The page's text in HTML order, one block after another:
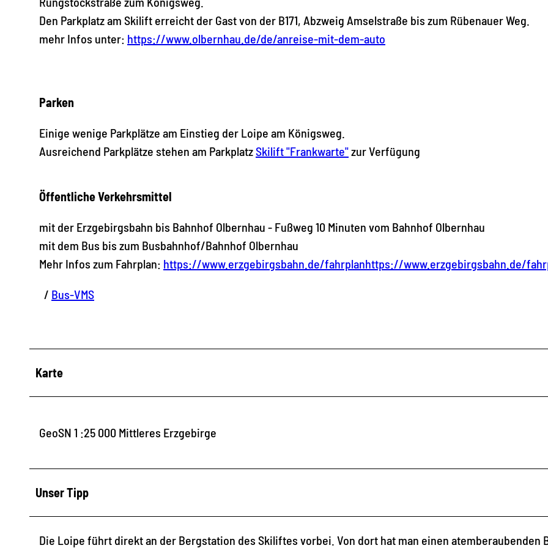
Den Parkplatz am Skilift erreicht der Gast von der B171, Abzweig Amselstraße bis zum Rübenauer Weg.
mehr Infos unter: https://www.olbernhau.de/de/anreise-mit-dem-auto
Parken
Einige wenige Parkplätze am Einstieg der Loipe am Königsweg.
Ausreichend Parkplätze stehen am ParkplatzSkilift "Frankwarte"zur Verfügung
Öffentliche Verkehrsmittel
mit der Erzgebirgsbahn bis Bahnhof Olbernhau - Fußweg 10 Minuten vom Bahnhof Olbernhau
mit dem Bus bis zum Busbahnhof/Bahnhof Olbernhau
Mehr Infos zum Fahrplan: https://www.erzgebirgsbahn.de/fahrplanhttps://www.erzgebirgsbahn.de/
/ Bus-VMS
Karte
GeoSN 1 :25 000 Mittleres Erzgebirge
Unser Tipp
Die Loipe führt direkt an der Bergstation des Skiliftes vorbei. Von dort hat man einen atemberaubenden